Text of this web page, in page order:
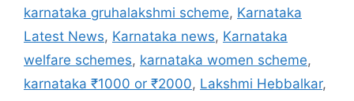
karnataka gruhalakshmi scheme, Karnataka
Latest News, Karnataka news, Karnataka
welfare schemes, karnataka women scheme,
karnataka ₹1000 or ₹2000, Lakshmi Hebbalkar,